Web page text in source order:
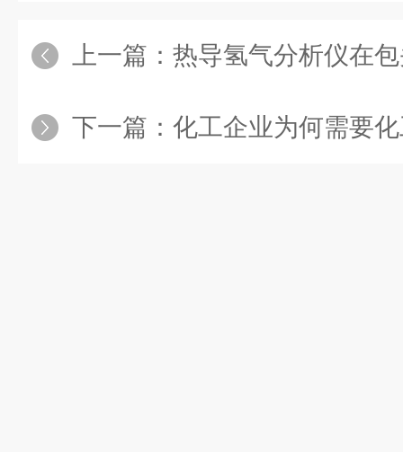
上一篇： 热导氢气分析仪在包头
下一篇： 化工企业为何需要化工GDS系